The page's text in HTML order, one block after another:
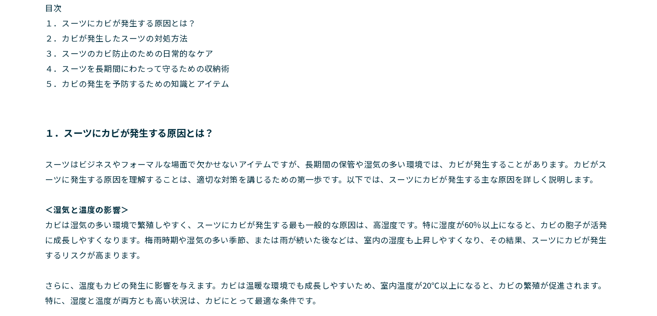
目次
１．スーツにカビが発生する原因とは？
２．カビが発生したスーツの対処方法
３．スーツのカビ防止のための日常的なケア
４．スーツを長期間にわたって守るための収納術
５．カビの発生を予防するための知識とアイテム
１．スーツにカビが発生する原因とは？
スーツはビジネスやフォーマルな場面で欠かせないアイテムですが、長期間の保管や湿気の多い環境では、カビが発生することがあります。カビがス
ーツに発生する原因を理解することは、適切な対策を講じるための第一歩です。以下では、スーツにカビが発生する主な原因を詳しく説明します。
＜湿気と温度の影響＞
カビは湿気の多い環境で繁殖しやすく、スーツにカビが発生する最も一般的な原因は、高湿度です。特に湿度が60％以上になると、カビの胞子が活発
に成長しやすくなります。梅雨時期や湿気の多い季節、または雨が続いた後などは、室内の湿度も上昇しやすくなり、その結果、スーツにカビが発生
するリスクが高まります。
さらに、温度もカビの発生に影響を与えます。カビは温暖な環境でも成長しやすいため、室内温度が20℃以上になると、カビの繁殖が促進されます。
特に、湿度と温度が両方とも高い状況は、カビにとって最適な条件です。